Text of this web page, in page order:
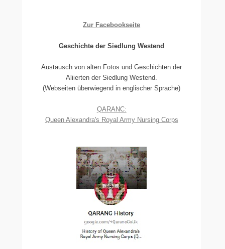
Zur Facebookseite
Geschichte der Siedlung Westend
Austausch von alten Fotos und Geschichten der
Aliierten der Siedlung Westend.
(Webseiten überwiegend in englischer Sprache)
QARANC:
Queen Alexandra's Royal Army Nursing Corps